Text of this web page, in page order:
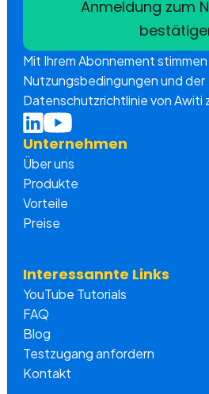
Mit Ihrem Abonnement
Nutzungsbedingungen und der
Datenschutzrichtlinie von Awiti
Unternehmen
Über uns
Produkte
Vorteile
Preise
Interessannte Links
YouTube Tutorials
FAQ
Blog
Testzugang anfordern
Kontakt